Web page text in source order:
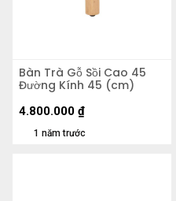
Bàn Trà Gỗ Sồi Cao 45
Đường Kính 45 (cm)
1 năm trước
4.800.000 ₫